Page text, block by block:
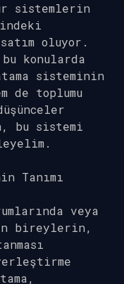
sistemlerin
oluyor.
konularda
sisteminin
de toplumu
bu sistemi
Tanımı
veya
bireylerin,